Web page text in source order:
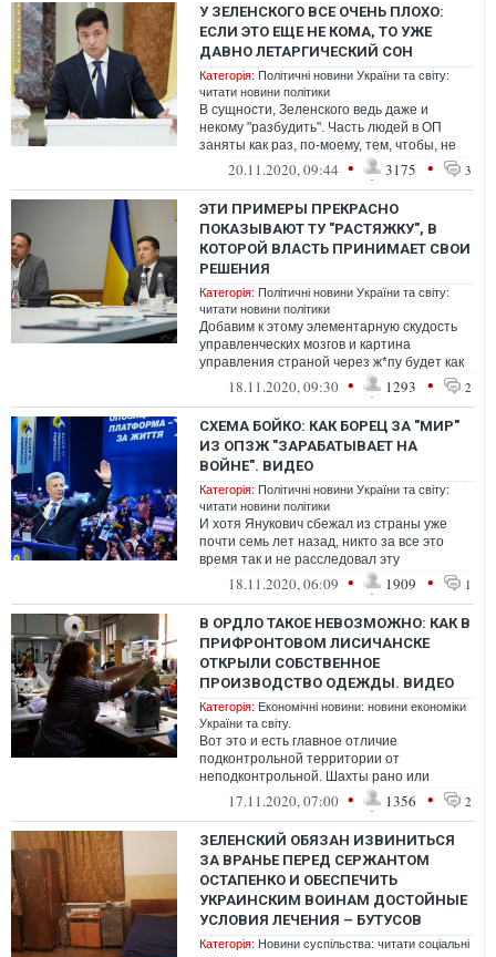
У ЗЕЛЕНСКОГО ВСЕ ОЧЕНЬ ПЛОХО:
ЕСЛИ ЭТО ЕЩЕ НЕ КОМА, ТО УЖЕ
ДАВНО ЛЕТАРГИЧЕСКИЙ СОН
Категорія: Політичні новини України та світу:
читати новини політики
В сущности, Зеленского ведь даже и
некому "разбудить". Часть людей в ОП
заняты как раз, по-моему, тем, чтобы, не
дай Бог, к президенту часом
20.11.2020, 09:44 • 3175 • 3
ЭТИ ПРИМЕРЫ ПРЕКРАСНО
ПОКАЗЫВАЮТ ТУ "РАСТЯЖКУ", В
КОТОРОЙ ВЛАСТЬ ПРИНИМАЕТ СВОИ
РЕШЕНИЯ
Категорія: Політичні новини України та світу:
читати новини політики
Добавим к этому элементарную скудость
управленческих мозгов и картина
управления страной через ж*пу будет как
на ладони. Власть хапуг-временщиков
18.11.2020, 09:30 • 1293 • 2
СХЕМА БОЙКО: КАК БОРЕЦ ЗА "МИР"
ИЗ ОПЗЖ "ЗАРАБАТЫВАЕТ НА
ВОЙНЕ". ВИДЕО
Категорія: Політичні новини України та світу:
читати новини політики
И хотя Янукович сбежал из страны уже
почти семь лет назад, никто за все это
время так и не расследовал эту
коррупционную схему и не попытался
18.11.2020, 06:09 • 1909 • 1
В ОРДЛО ТАКОЕ НЕВОЗМОЖНО: КАК В
ПРИФРОНТОВОМ ЛИСИЧАНСКЕ
ОТКРЫЛИ СОБСТВЕННОЕ
ПРОИЗВОДСТВО ОДЕЖДЫ. ВИДЕО
Категорія: Економічні новини: новини економіки
України та світу.
Вот это и есть главное отличие
подконтрольной территории от
неподконтрольной. Шахты рано или
поздно закроются везде. Но в Украине
17.11.2020, 07:00 • 1356 • 2
ЗЕЛЕНСКИЙ ОБЯЗАН ИЗВИНИТЬСЯ
ЗА ВРАНЬЕ ПЕРЕД СЕРЖАНТОМ
ОСТАПЕНКО И ОБЕСПЕЧИТЬ
УКРАИНСКИМ ВОИНАМ ДОСТОЙНЫЕ
УСЛОВИЯ ЛЕЧЕНИЯ – БУТУСОВ
Категорія: Новини суспільства: читати соціальні